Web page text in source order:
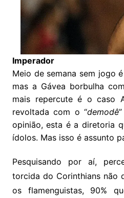
Imperador
Meio de semana sem jogo
mas a Gávea borbulha
mais repercute é o caso
revoltada com o “demodê
opinião, esta é a diretoria
ídolos. Mas isso é assunto
Pesquisando por aí,
torcida do Corinthians não
os flamenguistas, 90%